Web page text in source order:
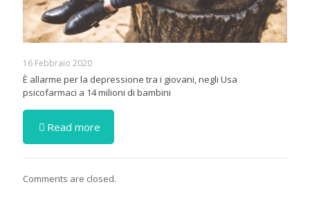
16 Febbraio 2020
È allarme per la depressione tra i giovani, negli Usa
psicofarmaci a 14 milioni di bambini
Read more
Comments are closed.